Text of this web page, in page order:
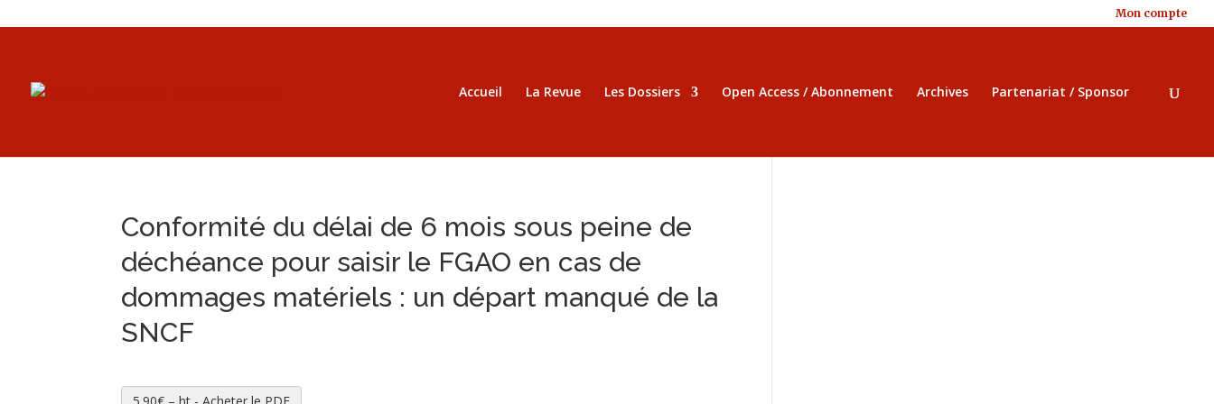
Mon compte
Accueil La Revue Les Dossiers Open Access / Abonnement Archives Partenariat / Sponsor
Conformité du délai de 6 mois sous peine de
déchéance pour saisir le FGAO en cas de
dommages matériels : un départ manqué de la
SNCF